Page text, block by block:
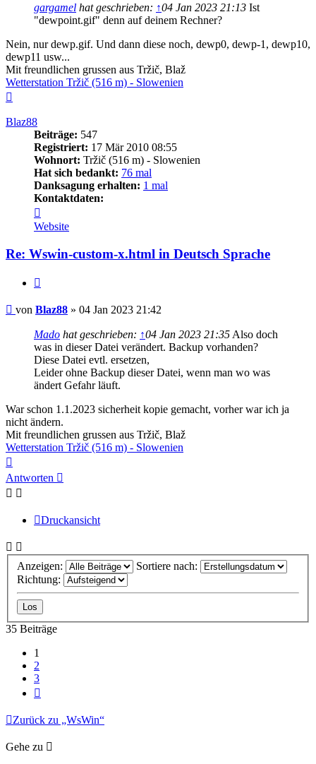
gargamel hat geschrieben: ↑04 Jan 2023 21:13 Ist
"dewpoint.gif" denn auf deinem Rechner?
Nein, nur dewp.gif. Und dann diese noch, dewp0, dewp-1, dewp10,
dewp11 usw...
Mit freundlichen grussen aus Tržič, Blaž
Wetterstation Tržič (516 m) - Slowenien
Blaz88
Beiträge: 547
Registriert: 17 Mär 2010 08:55
Wohnort: Tržič (516 m) - Slowenien
Hat sich bedankt: 76 mal
Danksagung erhalten: 1 mal
Kontaktdaten:
von
Blaz88
Website
Re: Wswin-custom-x.html in Deutsch Sprache
Beitrag
von Blaz88 » 04 Jan 2023 21:42
Mado hat geschrieben: ↑04 Jan 2023 21:35 Also doch
was in dieser Datei verändert. Backup vorhanden?
Diese Datei evtl. ersetzen,
Leider ohne Backup dieser Datei, wenn man wo was
ändert Gefahr läuft.
War schon 1.1.2023 sicherheit kopie gemacht, vorher war ich ja
nicht ändern.
Mit freundlichen grussen aus Tržič, Blaž
Wetterstation Tržič (516 m) - Slowenien
oben
Antworten
Druckansicht
Anzeigen:
Sortiere nach:
Richtung:
35 Beiträge
1
2
3
Zurück zu „WsWin“
Gehe zu